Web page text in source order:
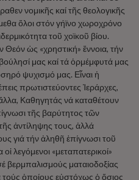
νομικῆς καί τῆς θεολογικῆς
ὅλοι στόν γήϊνο χωροχρόνο
τοῦ χοϊκοῦ βίου.
ὡς «χρηστική» ἔννοια, τήν
μας καί τά ὁρμέμφυτά μας
ψυχισμό μας. Εἶναι ἡ
πρωτιστεύοντες Ἱεράρχες,
Καθηγητάς νά καταθέτουν
τῆς βαρύτητος τῶν
ἀντίληψης τους, ἀλλά
γιά τήν ἀληθῆ ἐπίγνωσι τοῦ
λεγόμενοι «μεταπατερικοί»
βερμπαλισμούς ματαιοδοξίας
ὁποίους εὐστόχως ὁ ὅσιος